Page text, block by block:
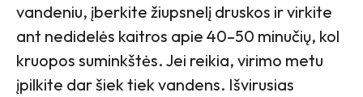
vandeniu, įberkite žiupsnelį druskos ir virkite
ant nedidelės kaitros apie 40–50 minučių, kol
kruopos suminkštės. Jei reikia, virimo metu
įpilkite dar šiek tiek vandens. Išvirusias